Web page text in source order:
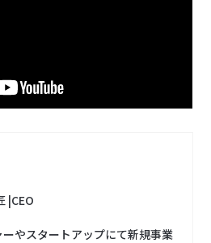
|CEO
やスタートアップにて新規事業